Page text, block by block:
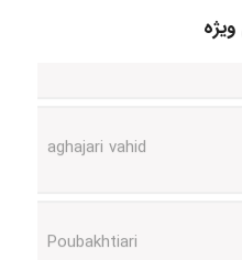
ویژه